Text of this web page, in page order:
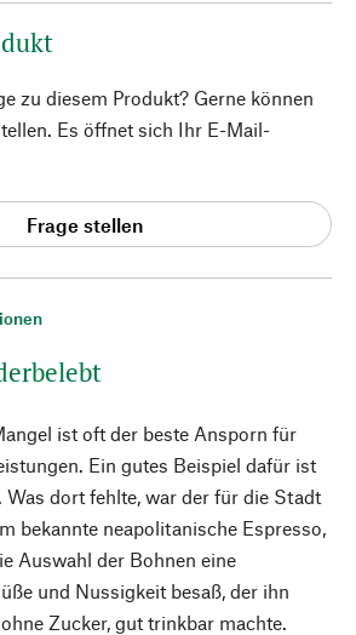
ist oft der beste Ansporn für
Ein gutes Beispiel dafür ist
Was dort fehlte, war der für die Stadt
bekannte neapolitanische Espresso,
Auswahl der Bohnen eine
und Nussigkeit besaß, der ihn
Zucker, gut trinkbar machte.
zu diesem Produkt? Gerne können
Es öffnet sich Ihr E-Mail-
Frage stellen